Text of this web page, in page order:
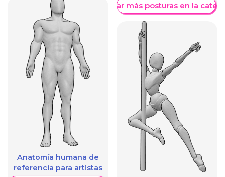
Anatomía humana de
referencia para artistas
Mostrar más posturas en la